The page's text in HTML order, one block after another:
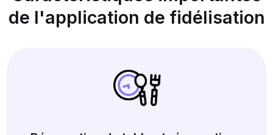
de l'application de fidélisation